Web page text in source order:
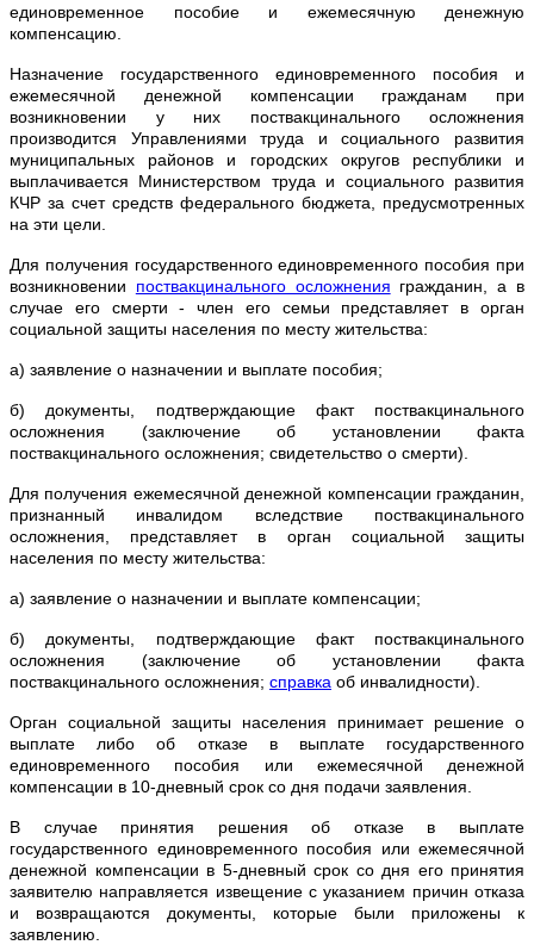
единовременное пособие и ежемесячную денежную
компенсацию.
Назначение государственного единовременного пособия и
ежемесячной денежной компенсации гражданам при
возникновении у них поствакцинального осложнения
производится Управлениями труда и социального развития
муниципальных районов и городских округов республики и
выплачивается Министерством труда и социального развития
КЧР за счет средств федерального бюджета, предусмотренных
на эти цели.
Для получения государственного единовременного пособия при
возникновении поствакцинального осложнения гражданин, а в
случае его смерти - член его семьи представляет в орган
социальной защиты населения по месту жительства:
а) заявление о назначении и выплате пособия;
б) документы, подтверждающие факт поствакцинального
осложнения (заключение об установлении факта
поствакцинального осложнения; свидетельство о смерти).
Для получения ежемесячной денежной компенсации гражданин,
признанный инвалидом вследствие поствакцинального
осложнения, представляет в орган социальной защиты
населения по месту жительства:
а) заявление о назначении и выплате компенсации;
б) документы, подтверждающие факт поствакцинального
осложнения (заключение об установлении факта
поствакцинального осложнения; справка об инвалидности).
Орган социальной защиты населения принимает решение о
выплате либо об отказе в выплате государственного
единовременного пособия или ежемесячной денежной
компенсации в 10-дневный срок со дня подачи заявления.
В случае принятия решения об отказе в выплате
государственного единовременного пособия или ежемесячной
денежной компенсации в 5-дневный срок со дня его принятия
заявителю направляется извещение с указанием причин отказа
и возвращаются документы, которые были приложены к
заявлению.